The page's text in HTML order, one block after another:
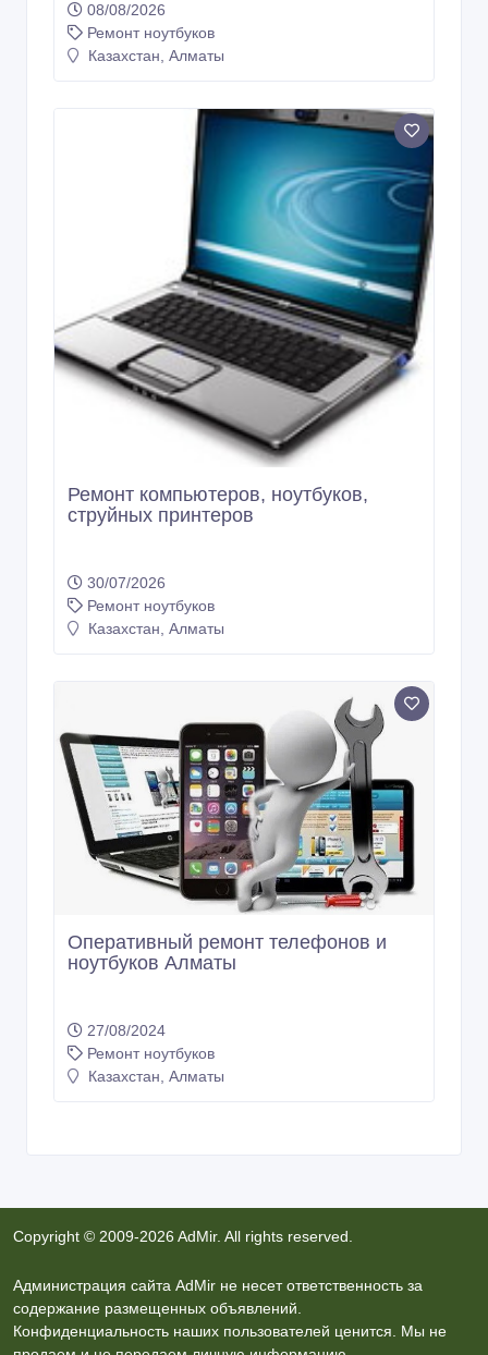
08/08/2026
Ремонт ноутбуков
Казахстан, Алматы
Ремонт компьютеров, ноутбуков,
струйных принтеров
30/07/2026
Ремонт ноутбуков
Казахстан, Алматы
Оперативный ремонт телефонов и
ноутбуков Алматы
27/08/2024
Ремонт ноутбуков
Казахстан, Алматы
Copyright © 2009-2026 AdMir. All rights reserved.
Администрация сайта AdMir не несет ответственность за
содержание размещенных объявлений.
Конфиденциальность наших пользователей ценится. Мы не